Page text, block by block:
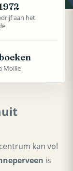
aan het
Mollie
kan vol
is